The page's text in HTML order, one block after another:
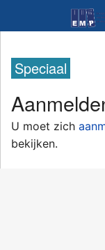
Speciaal
U moet zich
bekijken.